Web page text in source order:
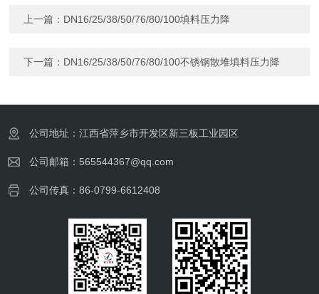
上一篇： DN16/25/38/50/76/80/100填料压力降
下一篇： DN16/25/38/50/76/80/100不锈钢散堆填料压力降
公司地址：江西省萍乡市开发区新三板工业园区
公司邮箱：565544367@qq.com
公司传真：86-0799-6612408